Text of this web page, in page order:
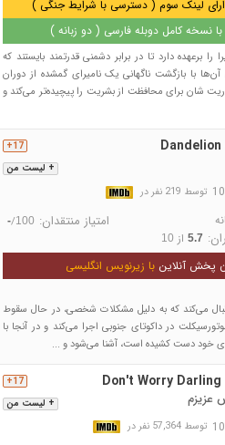
لینک سوم ( دسترسی با شرایط جنگی )
با نسخه کامل دوبله فارسی ( دو زبانه )
برعهده دارد تا در برابر دشمنی قدرتمند بایستند که
با بازگشت ناگهانی یک نامیرای گمشده از دوران
شان برای محافظت از بشریت را پیچیده‌تر می‌کند و
+ لیست من
17+ Dandelion
توسط 219 نفر در
امتیاز منتقدان: -/100
5.7از 10
پخش آنلاین با زیرنویس انگلیسی
دنبال می‌کند که به دلیل مشکلات شخصی، در حال سقوط
در داکوتای جنوبی اجرا می‌کند و در آنجا با
خود دست کشیده است، آشنا می‌شود و ...
+ لیست من
17+ Don't Worry Darling
عزیزم
توسط 57,364 نفر در